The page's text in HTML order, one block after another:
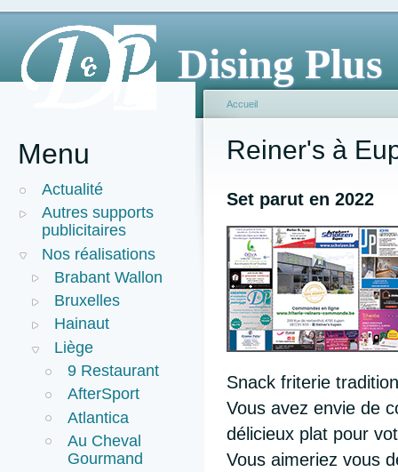
Dising Plus
Menu
Actualité
Autres supports
publicitaires
Nos réalisations
Brabant Wallon
Bruxelles
Hainaut
Liège
9 Restaurant
AfterSport
Atlantica
Au Cheval
Gourmand
Accueil
Reiner's à
Set parut en 2022
Snack friterie
Vous avez envie de
délicieux plat pour
Vous aimeriez vous